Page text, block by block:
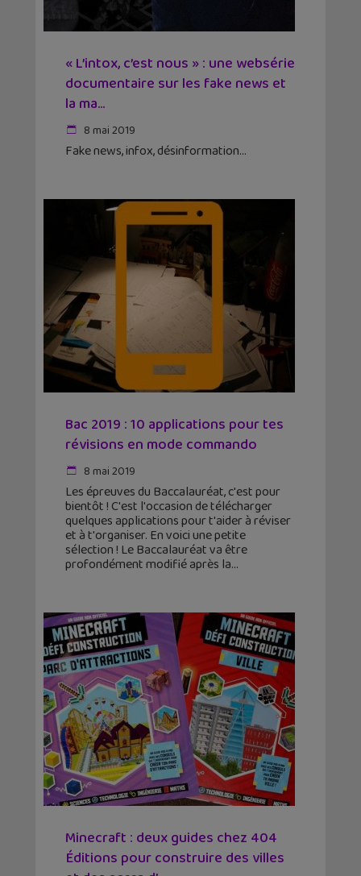
« L’intox, c’est nous » : une websérie
documentaire sur les fake news et
la ma...
8 mai 2019
Fake news, infox, désinformation
Bac 2019 : 10 applications pour tes
révisions en mode commando
8 mai 2019
Les épreuves du Baccalauréat, c'est pour
bientôt ! C'est l'occasion de télécharger
quelques applications pour t'aider à réviser
et à t'organiser. En voici une petite
sélection ! Le Baccalauréat va être
profondément modifié après la
Minecraft : deux guides chez 404
Éditions pour construire des villes